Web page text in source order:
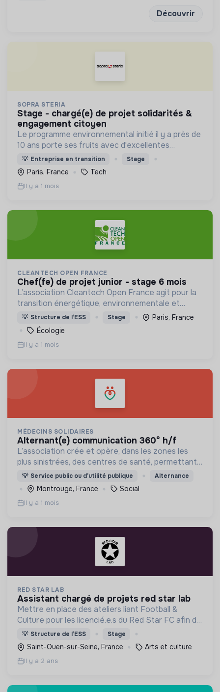
Découvrir
SOPRA STERIA
stage - chargé(e) de projet solidarités &
engagement citoyen
Le programme environnemental initié il y a près de
10 ans porte ses fruits avec d'excellentes
performances, le Groupe se classe parmi les
leaders de l'action contre le changement
climatique
💡 Entreprise en transition Stage
Paris, France Tech
Il y a 1 mois
CLEANTECH OPEN FRANCE
chef(fe) de projet junior - stage 6 mois
L’association Cleantech Open France agit pour la
transition énergétique, environnementale et
climatique par le développement des technologies
propres. Ecosystème de 650 entreprises éco-
innovantes.
💡 Structure de l’ESS Stage
Paris, France
Écologie
Il y a 1 mois
MÉDECINS SOLIDAIRES
alternant(e) communication 360° h/f
L’association crée et opère, dans les zones les
plus sinistrées, des centres de santé, permettant
aux populations de retrouver une porte à laquelle
frapper lorsque le besoin médical survient.
💡 Service public ou d’utilité publique Alternance
Montrouge, France Social
Il y a 1 mois
RED STAR LAB
assistant chargé de projets red star lab
Mettre en place des ateliers liant Football &
Culture pour les licencié.e.s du Red Star FC afin de
leur faire découvrir des univers différents et de
révéler leurs talents autres que balle au pied.
💡 Structure de l’ESS Stage
Saint-Ouen-sur-Seine, France Arts et culture
Il y a 2 ans